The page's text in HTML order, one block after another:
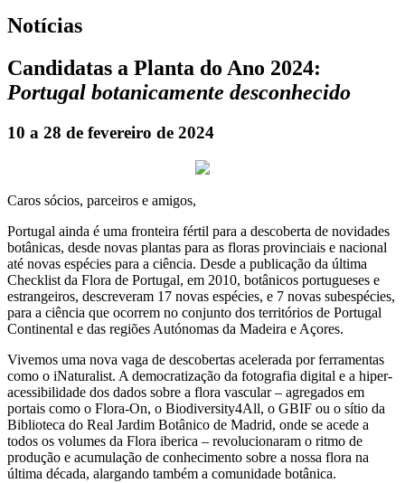
Notícias
Candidatas a Planta do Ano 2024:
Portugal botanicamente desconhecido
10 a 28 de fevereiro de 2024
Caros sócios, parceiros e amigos,
Portugal ainda é uma fronteira fértil para a descoberta de novidades
botânicas, desde novas plantas para as floras provinciais e nacional
até novas espécies para a ciência. Desde a publicação da última
Checklist da Flora de Portugal, em 2010, botânicos portugueses e
estrangeiros, descreveram 17 novas espécies, e 7 novas subespécies,
para a ciência que ocorrem no conjunto dos territórios de Portugal
Continental e das regiões Autónomas da Madeira e Açores.
Vivemos uma nova vaga de descobertas acelerada por ferramentas
como o iNaturalist. A democratização da fotografia digital e a hiper-
acessibilidade dos dados sobre a flora vascular – agregados em
portais como o Flora-On, o Biodiversity4All, o GBIF ou o sítio da
Biblioteca do Real Jardim Botânico de Madrid, onde se acede a
todos os volumes da Flora iberica – revolucionaram o ritmo de
produção e acumulação de conhecimento sobre a nossa flora na
última década, alargando também a comunidade botânica.